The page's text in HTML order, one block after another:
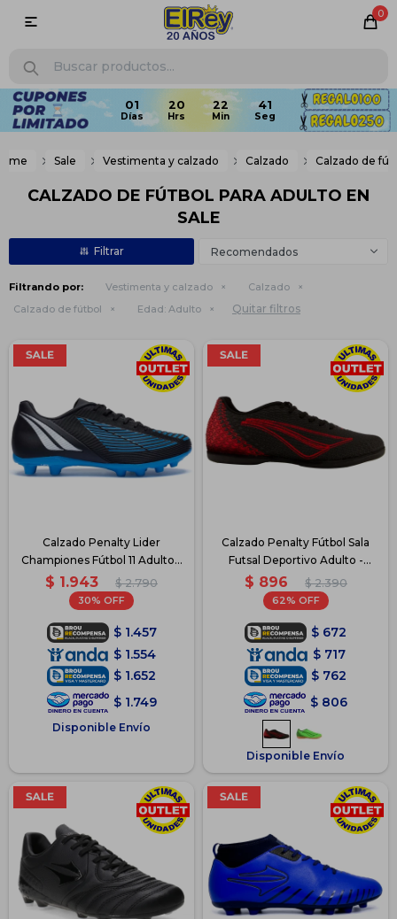
0

01 20 22 40
Sale Vestimenta y calzado Calzado Calzado de
CALZADO DE FÚTBOL PARA ADULTO EN
SALE
Recomendados
Filtrando por: Vestimenta y calzado
Calzado
Calzado de fútbol
Edad: Adulto Quitar filtros
Calzado Penalty Lider
Championes Fútbol 11 Adulto -
Azul
$ 1.943 $ 2.790
30
$ 1.457
$ 1.554
$ 1.652
$ 1.749
Disponible Envío
Calzado Penalty Fútbol Sala
Futsal Deportivo Adulto -
Negro
$ 896 $ 2.390
62
$ 672
$ 717
$ 762
$ 806
Disponible Envío